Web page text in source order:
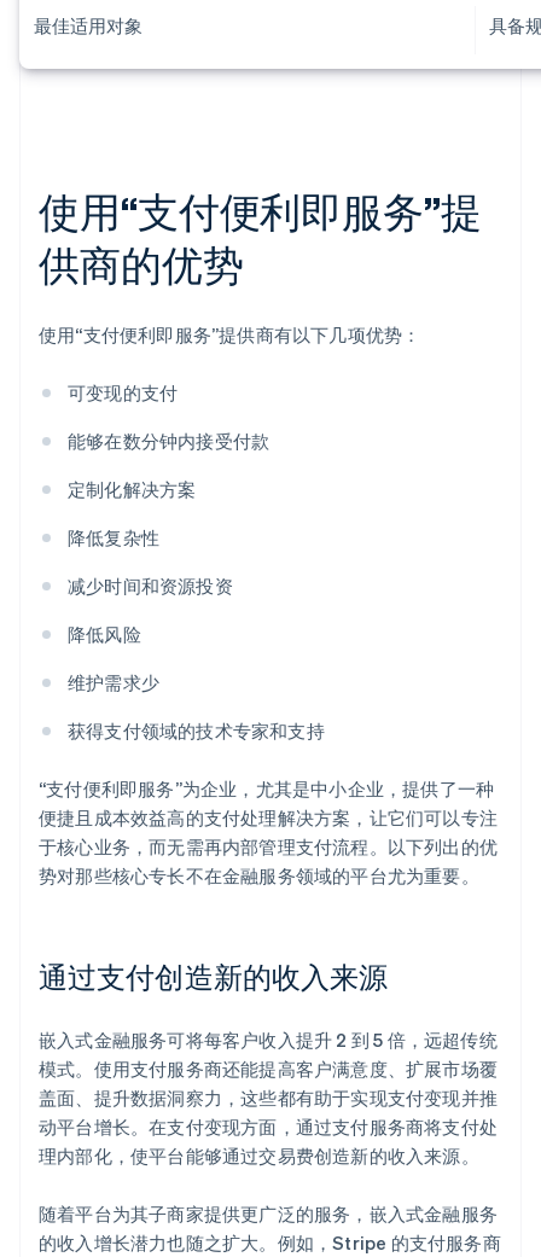
最佳适用对象 具备
使用“支付便利即服务”提
供商的优势
使用“支付便利即服务”提供商有以下几项优势：
可变现的支付
能够在数分钟内接受付款
定制化解决方案
降低复杂性
减少时间和资源投资
降低风险
维护需求少
获得支付领域的技术专家和支持
“支付便利即服务”为企业，尤其是中小企业，提供了一种
便捷且成本效益高的支付处理解决方案，让它们可以专注
于核心业务，而无需再内部管理支付流程。以下列出的优
势对那些核心专长不在金融服务领域的平台尤为重要。
通过支付创造新的收入来源
嵌入式金融服务可将每客户收入提升 2 到 5 倍，远超传统
模式。使用支付服务商还能提高客户满意度、扩展市场覆
盖面、提升数据洞察力，这些都有助于实现支付变现并推
动平台增长。在支付变现方面，通过支付服务商将支付处
理内部化，使平台能够通过交易费创造新的收入来源。
随着平台为其子商家提供更广泛的服务，嵌入式金融服务
的收入增长潜力也随之扩大。例如，Stripe 的支付服务商